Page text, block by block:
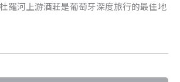
羅河上游酒莊是葡萄牙深度旅行的最佳地